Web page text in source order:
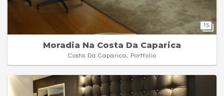
15
Moradia Na Costa Da Caparica
Costa Da Caparica, Portfolio